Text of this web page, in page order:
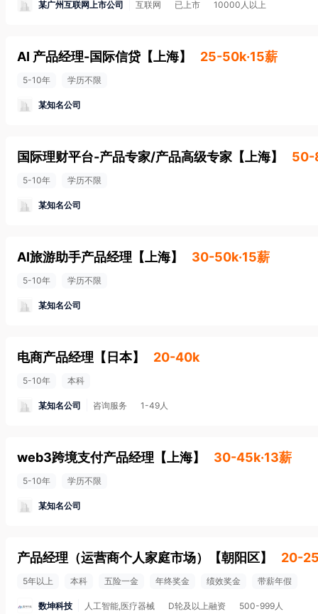
某广州互联网上市公司 互联网 已上市 10000人以上
AI 产品经理-国际信贷 【 上海】 25-50k·15薪
5-10年 学历不限
某知名公司
国际理财平台-产品专家/产品高级专家 【 上海】 50-
5-10年 学历不限
某知名公司
AI旅游助手产品经理 【 上海】 30-50k·15薪
5-10年 学历不限
某知名公司
电商产品经理 【 日本】 20-40k
5-10年 本科
某知名公司 咨询服务 1-49人
web3跨境支付产品经理 【 上海】 30-45k·13薪
5-10年 学历不限
某知名公司
产品经理（运营商个人家庭市场） 【朝阳区】 20-
5年以上 本科 五险一金 年终奖金 绩效奖金 带薪年假
数坤科技 人工智能,医疗器械 D轮及以上融资 500-999人